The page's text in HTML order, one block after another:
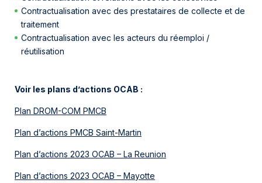
Contractualisation avec des prestataires de collecte et de
traitement
Contractualisation avec les acteurs du réemploi /
réutilisation
Voir les plans d’actions OCAB :
Plan DROM-COM PMCB
Plan d’actions PMCB Saint-Martin
Plan d’actions 2023 OCAB – La Reunion
Plan d’actions 2023 OCAB – Mayotte